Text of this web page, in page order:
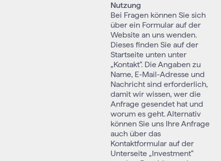
Nutzung
Bei Fragen können Sie sich
über ein Formular auf der
Website an uns wenden.
Dieses finden Sie auf der
Startseite unten unter
„Kontakt“. Die Angaben zu
Name, E-Mail-Adresse und
Nachricht sind erforderlich,
damit wir wissen, wer die
Anfrage gesendet hat und
worum es geht. Alternativ
können Sie uns Ihre Anfrage
auch über das
Kontaktformular auf der
Unterseite „Investment“